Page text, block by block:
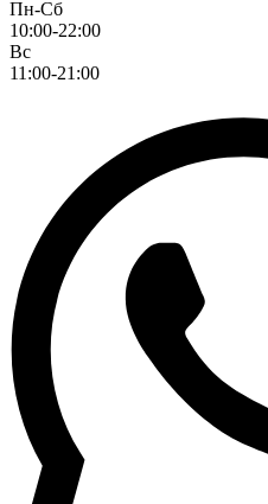
Пн-Сб
10:00-22:00
Вс
11:00-21:00